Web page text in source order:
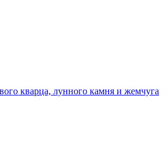
кварца, лунного камня и жемчуга